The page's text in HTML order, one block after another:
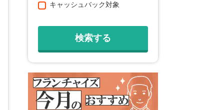
キャッシュバック対象